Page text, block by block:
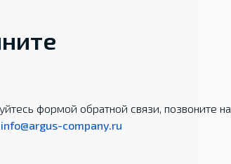
формой обратной связи, позвоните на
info@argus-company.ru